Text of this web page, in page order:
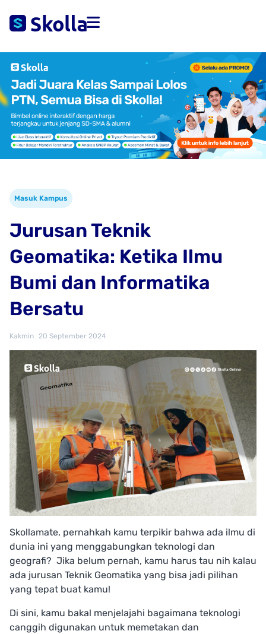
Masuk Kampus
Jurusan Teknik
Geomatika: Ketika Ilmu
Bumi dan Informatika
Bersatu
Kakmin 20 September 2024
Skollamate, pernahkah kamu terpikir bahwa ada ilmu di
dunia ini yang menggabungkan teknologi dan
geografi? ️ Jika belum pernah, kamu harus tau nih kalau
ada jurusan Teknik Geomatika yang bisa jadi pilihan
yang tepat buat kamu!
Di sini, kamu bakal menjelajahi bagaimana teknologi
canggih digunakan untuk memetakan dan